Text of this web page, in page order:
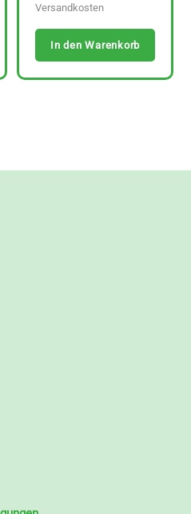
Versandkosten
In den Warenkorb